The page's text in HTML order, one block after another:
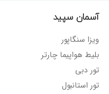
آسمان سپید
ویزا سنگاپور
بلیط هواپیما چارتر
تور دبی
تور استانبول